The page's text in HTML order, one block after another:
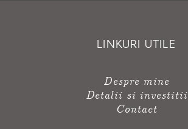
LINKURI UTILE
Despre mine
Detalii si investitii
Contact